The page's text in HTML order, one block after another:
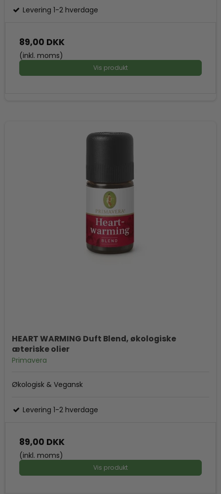
Levering 1-2 hverdage
89,00 DKK
(inkl. moms)
Vis produkt
HEART WARMING Duft Blend, økologiske
æteriske olier
Primavera
Økologisk & Vegansk
Levering 1-2 hverdage
89,00 DKK
(inkl. moms)
Vis produkt